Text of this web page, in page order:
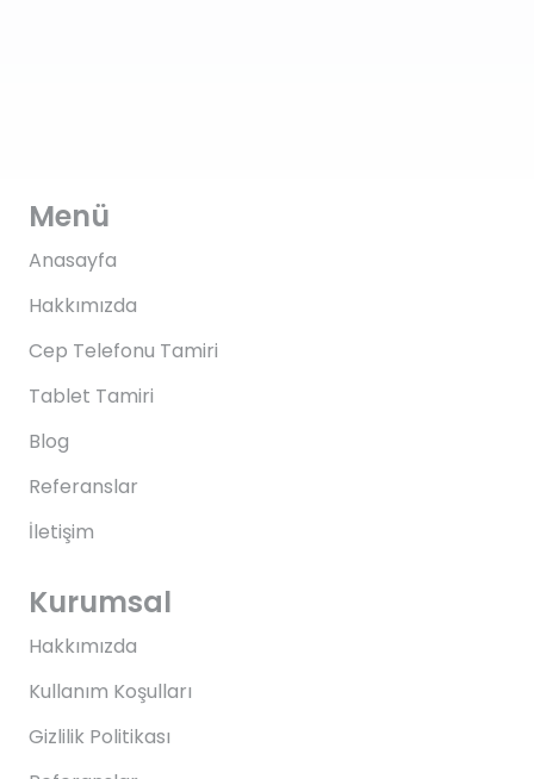
Menü
Anasayfa
Hakkımızda
Cep Telefonu Tamiri
Tablet Tamiri
Blog
Referanslar
İletişim
Kurumsal
Hakkımızda
Kullanım Koşulları
Gizlilik Politikası